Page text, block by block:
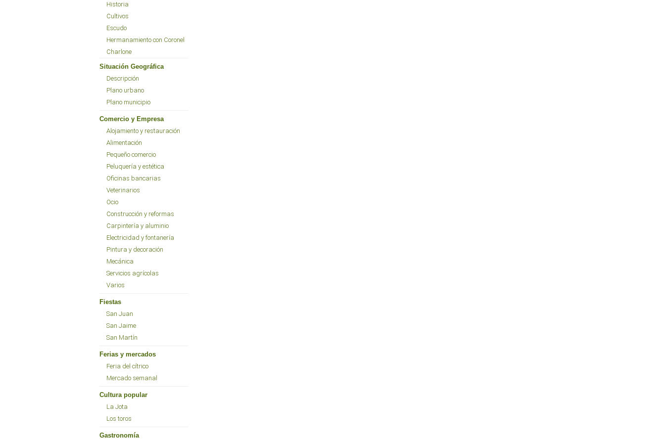
Historia
Cultivos
Escudo
Hermanamiento con Coronel
Charlone
Situación Geográfica
Descripción
Plano urbano
Plano municipio
Comercio y Empresa
Alojamiento y restauración
Alimentación
Pequeño comercio
Peluquería y estética
Oficinas bancarias
Veterinarios
Ocio
Construcción y reformas
Carpintería y aluminio
Electricidad y fontanería
Pintura y decoración
Mecánica
Servicios agrícolas
Varios
Fiestas
San Juan
San Jaime
San Martín
Ferias y mercados
Feria del cítrico
Mercado semanal
Cultura popular
La Jota
Los toros
Gastronomía